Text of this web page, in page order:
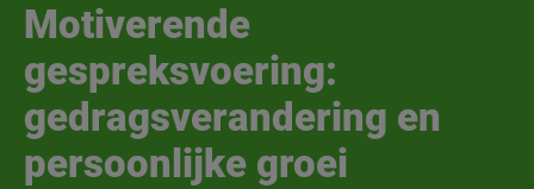
Motiverende
gespreksvoering:
gedragsverandering en
persoonlijke groei